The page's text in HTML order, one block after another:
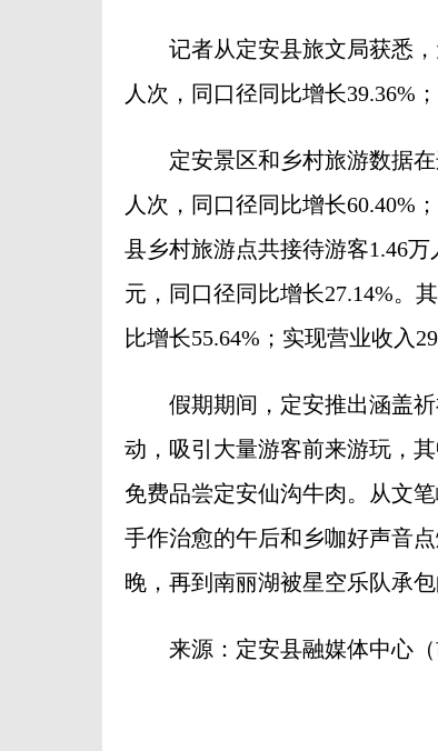
记者从定安县旅文局获悉，
人次，同口径同比增长39.36%
定安景区和乡村旅游数据在
人次，同口径同比增长60.40%
县乡村旅游点共接待游客1.46
元，同口径同比增长27.14%。
比增长55.64%；实现营业收入
假期期间，定安推出涵盖祈
动，吸引大量游客前来游玩，
免费品尝定安仙沟牛肉。从文
手作治愈的午后和乡咖好声音
晚，再到南丽湖被星空乐队承
来源：定安县融媒体中心（